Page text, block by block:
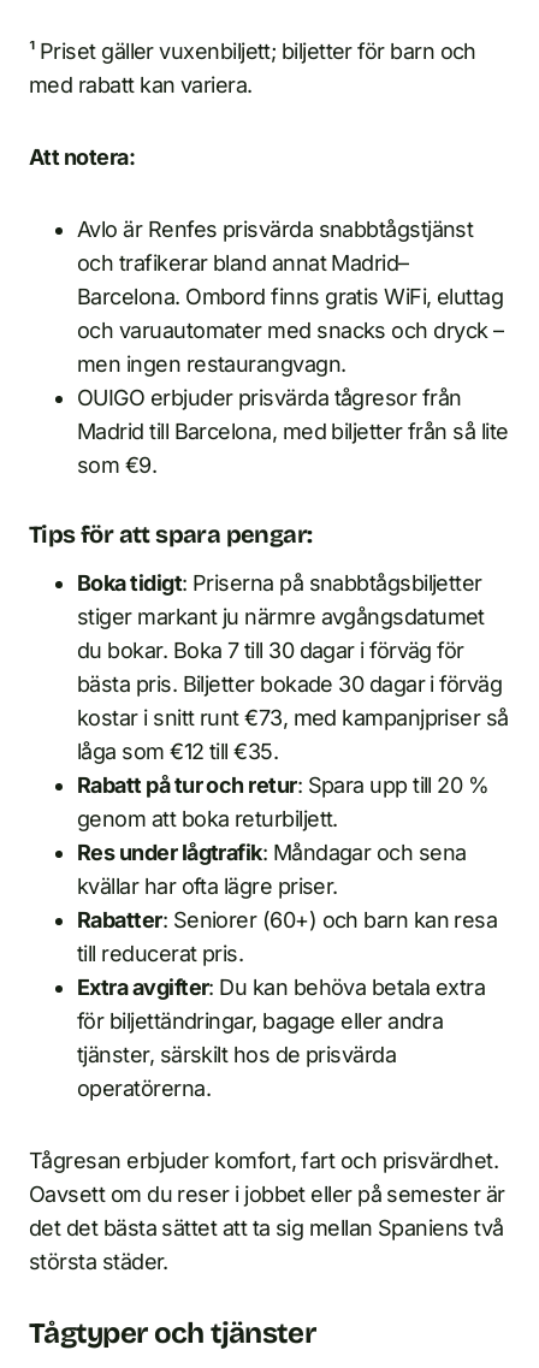
¹ Priset gäller vuxenbiljett; biljetter för barn och
med rabatt kan variera.
Att notera:
Avlo är Renfes prisvärda snabbtågstjänst
och trafikerar bland annat Madrid–
Barcelona. Ombord finns gratis WiFi, eluttag
och varuautomater med snacks och dryck –
men ingen restaurangvagn.
OUIGO erbjuder prisvärda tågresor från
Madrid till Barcelona, med biljetter från så lite
som €9.
Tips för att spara pengar:
Boka tidigt: Priserna på snabbtågsbiljetter
stiger markant ju närmre avgångsdatumet
du bokar. Boka 7 till 30 dagar i förväg för
bästa pris. Biljetter bokade 30 dagar i förväg
kostar i snitt runt €73, med kampanjpriser så
låga som €12 till €35.
Rabatt på tur och retur: Spara upp till 20 %
genom att boka returbiljett.
Res under lågtrafik: Måndagar och sena
kvällar har ofta lägre priser.
Rabatter: Seniorer (60+) och barn kan resa
till reducerat pris.
Extra avgifter: Du kan behöva betala extra
för biljettändringar, bagage eller andra
tjänster, särskilt hos de prisvärda
operatörerna.
Tågresan erbjuder komfort, fart och prisvärdhet.
Oavsett om du reser i jobbet eller på semester är
det det bästa sättet att ta sig mellan Spaniens två
största städer.
Tågtyper och tjänster